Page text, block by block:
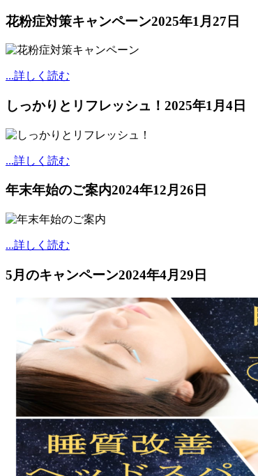
花粉症対策キャンペーン2025年1月27日
...詳しく読む
しっかりとリフレッシュ！ 2025年1月4日
...詳しく読む
年末年始のご案内2024年12月26日
...詳しく読む
5月のキャンペーン2024年4月29日